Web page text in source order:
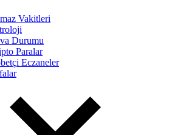
Vakitleri
Durumu
Paralar
Eczaneler